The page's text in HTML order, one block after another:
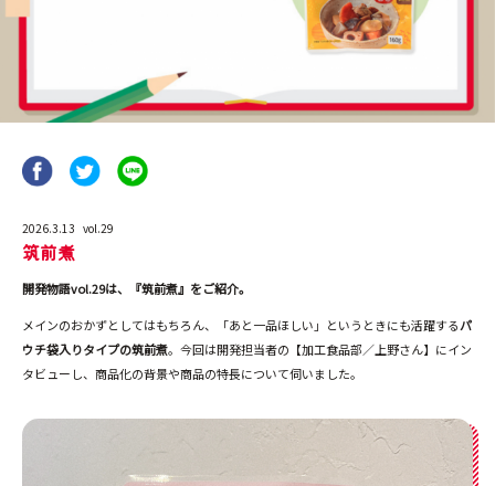
2026.3.13 vol.29
筑前煮
開発物語vol.29は、『筑前煮』をご紹介。
メインのおかずとしてはもちろん、「あと一品ほしい」というときにも活躍するパ
ウチ袋入りタイプの筑前煮。今回は開発担当者の【加工食品部／上野さん】にイン
タビューし、商品化の背景や商品の特長について伺いました。